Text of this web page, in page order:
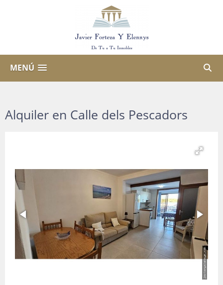
MENÚ
Alquiler en Calle dels Pescadors